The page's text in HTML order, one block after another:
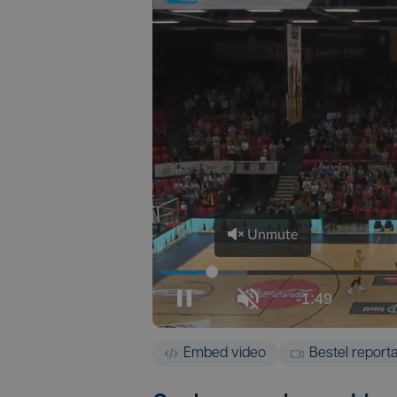
Embed video Bestel